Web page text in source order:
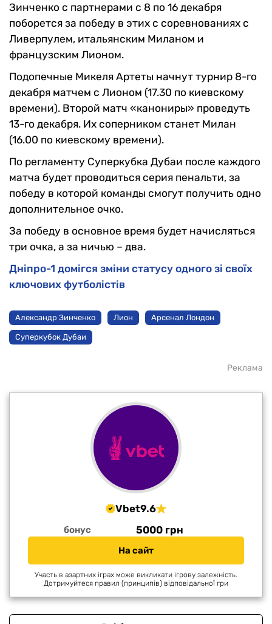
Зинченко с партнерами с 8 по 16 декабря
поборется за победу в этих с соревнованиях с
Ливерпулем, итальянским Миланом и
французским Лионом.
Подопечные Микеля Артеты начнут турнир 8-го
декабря матчем с Лионом (17.30 по киевскому
времени). Второй матч «канониры» проведуть
13-го декабря. Их соперником станет Милан
(16.00 по киевскому времени).
По регламенту Суперкубка Дубаи после каждого
матча будет проводиться серия пенальти, за
победу в которой команды смогут получить одно
дополнительное очко.
За победу в основное время будет начисляться
три очка, а за ничью – два.
Дніпро-1 домігся зміни статусу одного зі своїх
ключових футболістів
Александр Зинченко Лион Арсенал Лондон
Суперкубок Дубаи
Реклама
Vbet9.6
бонус 5000 грн
На сайт
Участь в азартних іграх може викликати ігрову залежність.
Дотримуйтеся правил (принципів) відповідальної гри